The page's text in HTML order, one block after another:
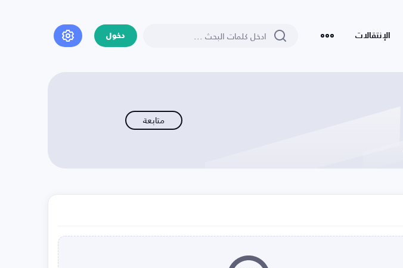
الإنتقالات دخول
متابعة